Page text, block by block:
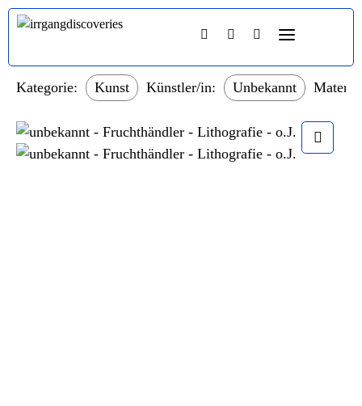
Kategorie: Kunst Künstler/in: Unbekannt